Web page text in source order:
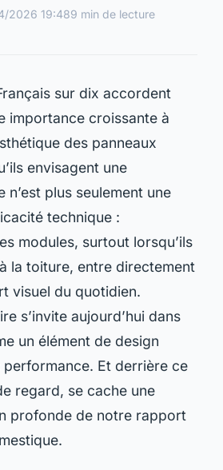
2026 19:489 min de lecture
sur dix accordent
importance croissante à
des panneaux
envisagent une
n’est plus seulement une
technique :
modules, surtout lorsqu’ils
la toiture, entre directement
visuel du quotidien.
s’invite aujourd’hui dans
un élément de design
Et derrière ce
regard, se cache une
profonde de notre rapport